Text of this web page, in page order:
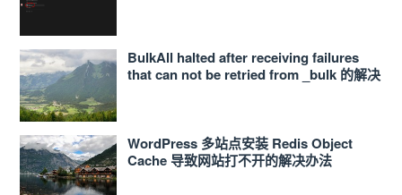
BulkAll halted after receiving failures
that can not be retried from _bulk 的解决
WordPress 多站点安装 Redis Object
Cache 导致网站打不开的解决办法